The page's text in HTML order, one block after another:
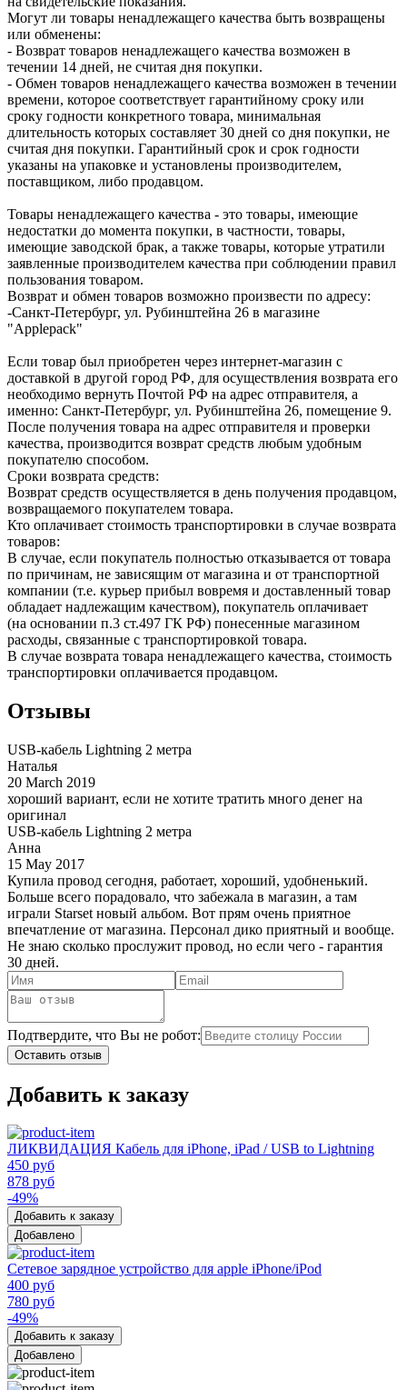
Могут ли товары ненадлежащего качества быть возвращены
или обменены:
- Возврат товаров ненадлежащего качества возможен в
течении 14 дней, не считая дня покупки.
- Обмен товаров ненадлежащего качества возможен в течении
времени, которое соответствует гарантийному сроку или
сроку годности конкретного товара, минимальная
длительность которых составляет 30 дней со дня покупки, не
считая дня покупки. Гарантийный срок и срок годности
указаны на упаковке и установлены производителем,
поставщиком, либо продавцом.
Товары ненадлежащего качества - это товары, имеющие
недостатки до момента покупки, в частности, товары,
имеющие заводской брак, а также товары, которые утратили
заявленные производителем качества при соблюдении правил
пользования товаром.
Возврат и обмен товаров возможно произвести по адресу:
-Санкт-Петербург, ул. Рубинштейна 26 в магазине
"Applepack"
Если товар был приобретен через интернет-магазин с
доставкой в другой город РФ, для осуществления возврата его
необходимо вернуть Почтой РФ на адрес отправителя, а
именно: Санкт-Петербург, ул. Рубинштейна 26, помещение 9.
После получения товара на адрес отправителя и проверки
качества, производится возврат средств любым удобным
покупателю способом.
Сроки возврата средств:
Возврат средств осуществляется в день получения продавцом,
возвращаемого покупателем товара.
Кто оплачивает стоимость транспортировки в случае возврата
товаров:
В случае, если покупатель полностью отказывается от товара
по причинам, не зависящим от магазина и от транспортной
компании (т.е. курьер прибыл вовремя и доставленный товар
обладает надлежащим качеством), покупатель оплачивает
(на основании п.3 ст.497 ГК РФ) понесенные магазином
расходы, связанные с транспортировкой товара.
В случае возврата товара ненадлежащего качества, стоимость
транспортировки оплачивается продавцом.
Отзывы
USB-кабель Lightning 2 метра
Наталья
20 March 2019
хороший вариант, если не хотите тратить много денег на
оригинал
USB-кабель Lightning 2 метра
Анна
15 May 2017
Купила провод сегодня, работает, хороший, удобненький.
Больше всего порадовало, что забежала в магазин, а там
играли Starset новый альбом. Вот прям очень приятное
впечатление от магазина. Персонал дико приятный и вообще.
Не знаю сколько прослужит провод, но если чего - гарантия
30 дней.
Подтвердите, что Вы не робот:
Оставить отзыв
Добавить к заказу
ЛИКВИДАЦИЯ Кабель для iPhone, iPad / USB to Lightning
450 руб
878 руб
-49%
Добавить к заказу
Добавлено
Сетевое зарядное устройство для apple iPhone/iPod
400 руб
780 руб
-49%
Добавить к заказу
Добавлено